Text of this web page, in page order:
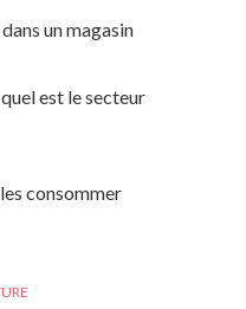
un magasin
est le secteur
consommer